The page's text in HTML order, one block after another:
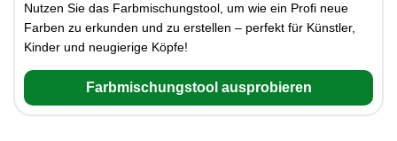
Nutzen Sie das Farbmischungstool, um wie ein Profi neue
Farben zu erkunden und zu erstellen – perfekt für Künstler,
Kinder und neugierige Köpfe!
Farbmischungstool ausprobieren